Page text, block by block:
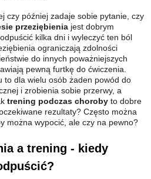
czy później zadaje sobie pytanie, czy
przeziębienia jest dobrym
kilka dni i wyleczyć ten ból
ograniczają zdolności
do innych poważniejszych
pewną furtkę do ćwiczenia.
to dla wielu osób żaden powód do
i zrobienia sobie przerwy, a
trening podczas choroby to dobre
rezultaty? Często można
można wypocić, ale czy na pewno?
a trening - kiedy